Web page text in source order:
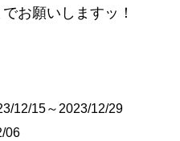
お願いしますッ！
12/15～2023/12/29
06